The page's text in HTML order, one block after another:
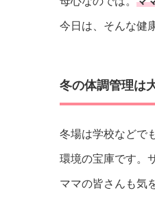
今日は、そんな健
冬の体調管理は
冬場は学校などで
環境の宝庫です。
ママの皆さんも気